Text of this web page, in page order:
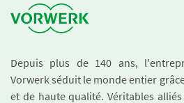
Depuis plus de 140 ans,
Vorwerk séduit le monde entier
et de haute qualité. Véritables